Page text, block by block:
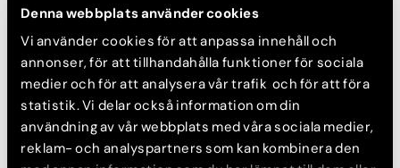
Denna webbplats använder cookies
Vi använder cookies för att anpassa innehåll och
annonser, för att tillhandahålla funktioner för sociala
medier och för att analysera vår trafik och för att föra
statistik. Vi delar också information om din
användning av vår webbplats med våra sociala medier,
reklam- och analyspartners som kan kombinera den
läkemedel.
Ett tecken på Perioral dermatit är att finnarna kommer i skov
och är av mer inflammatoriskt slag. Men de kan även te sig som
vanliga finnar runt näsa och mun, eller som knottror och
rodnader.
Hur får man bort finnar runt näsan?